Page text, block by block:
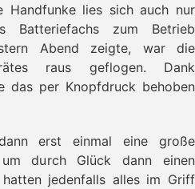
Handfunke lies sich auch nur
Batteriefachs zum Betrieb
Abend zeigte, war die
raus geflogen. Dank
das per Knopfdruck behoben
erst einmal eine große
um durch Glück dann einen
jedenfalls alles im Griff